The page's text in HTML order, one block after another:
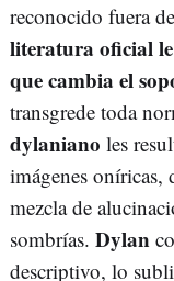
reconocido fuera
literatura oficial
que cambia el
transgrede toda
dylaniano les
imágenes oníricas,
mezcla de
sombrías. Dylan
descriptivo, lo